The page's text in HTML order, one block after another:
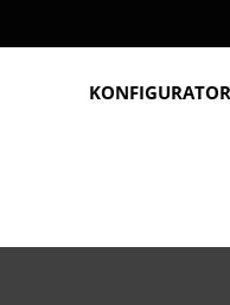
KONFIGURATOR